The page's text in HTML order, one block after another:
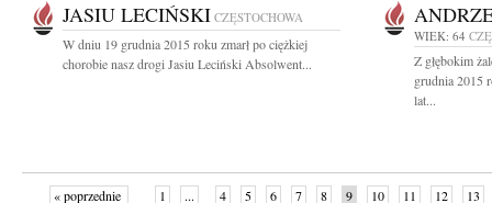
JASIU LECIŃSKI CZĘSTOCHOWA
W dniu 19 grudnia 2015 roku zmarł po ciężkiej
chorobie nasz drogi Jasiu Leciński Absolwent...
WIEK: 64
Z głębokim
grudnia 2015
lat...
« poprzednie 1 ... 4 5 6 7 8 9 10 11 12 13